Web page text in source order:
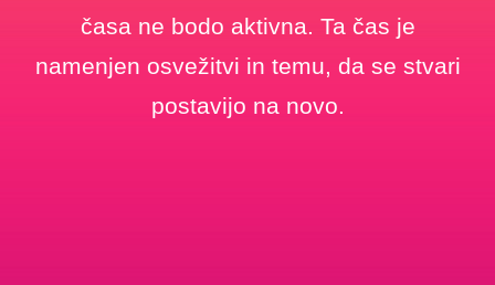
časa ne bodo aktivna. Ta čas je
namenjen osvežitvi in temu, da se stvari
postavijo na novo.